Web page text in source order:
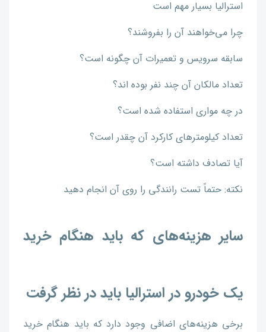
استرالیا بسیار مهم است
چرا می‌خواهند آن را بفروشند؟
سابقه سرویس و تعمیرات آن چگونه است؟
تعداد مالکان آن چند نفر بوده اند؟
در چه مواری استفاده شده است؟
تعداد کیلومترهای کارکرد آن چقدر است؟
آیا تصادف داشته است؟
نکته: حتماً تست رانندگی را روی آن انجام دهید
سایر هزینه‌های که باید هنگام خرید
یک خودرو در استرالیا باید در نظر گرفت
برخی هزینه‌های اضافی وجود دارد که باید هنگام خرید